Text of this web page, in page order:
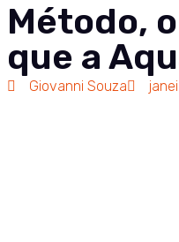
Método,
que a
Giovanni Souza